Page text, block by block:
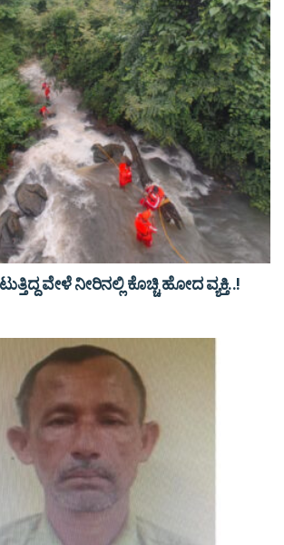
ವೇಳೆ ನೀರಿನಲ್ಲಿ ಕೊಚ್ಚಿ ಹೋದ ವ್ಯಕ್ತಿ..!